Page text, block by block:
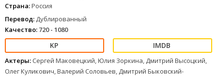
12 34 5 6 78
Страна:Россия
Перевод: Дублированный
Качество: 720 - 1080
Актеры: Сергей Маковецкий, Юлия Зоркина, Дмитрий Высоцкий,
Олег Куликович, Валерий Соловьев, Дмитрий Быковский-